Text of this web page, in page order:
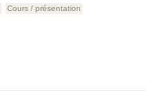
Cours / présentation